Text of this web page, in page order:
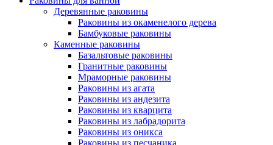
Деревянные раковины
Раковины из окаменелого дерева
Бамбуковые раковины
Каменные раковины
Базальтовые раковины
Гранитные раковины
Мраморные раковины
Раковины из агата
Раковины из андезита
Раковины из кварцита
Раковины из лабрадорита
Раковины из оникса
Раковины из песчаника